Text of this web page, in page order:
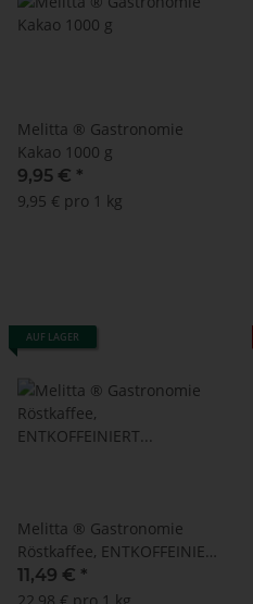
Melitta ® Gastronomie
Kakao 1000 g
9,95 € *
9,95 € pro 1 kg
AUF LAGER
Melitta ® Gastronomie
Röstkaffee, ENTKOFFEINIERT
500 g
11,49 € *